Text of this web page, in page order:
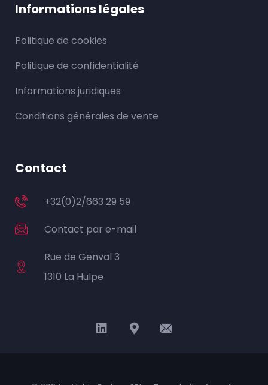
Informations légales
Politique de cookies
Politique de confidentialité
Informations juridiques
Conditions générales de vente
Contact
+32(0)2/663 29 59
Contact par e-mail
Rue de Genval 3
1310 La Hulpe